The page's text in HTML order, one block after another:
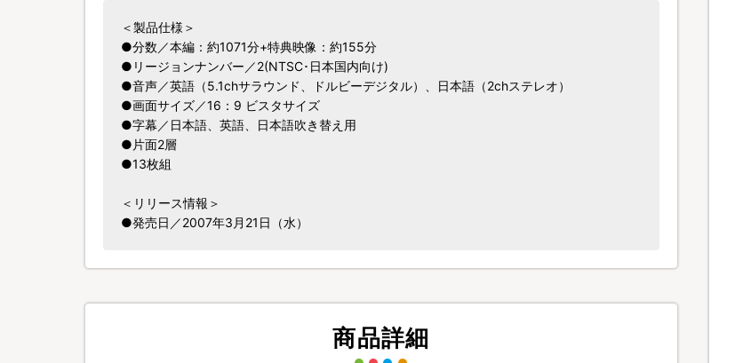
＜製品仕様＞
●分数／本編：約1071分+特典映像：約155分
●リージョンナンバー／2(NTSC･日本国内向け)
●音声／英語（5.1chサラウンド、ドルビーデジタル）、日本語（2chステレオ）
●画面サイズ／16：9 ビスタサイズ
●字幕／日本語、英語、日本語吹き替え用
●片面2層
●13枚組
＜リリース情報＞
●発売日／2007年3月21日（水）
商品詳細